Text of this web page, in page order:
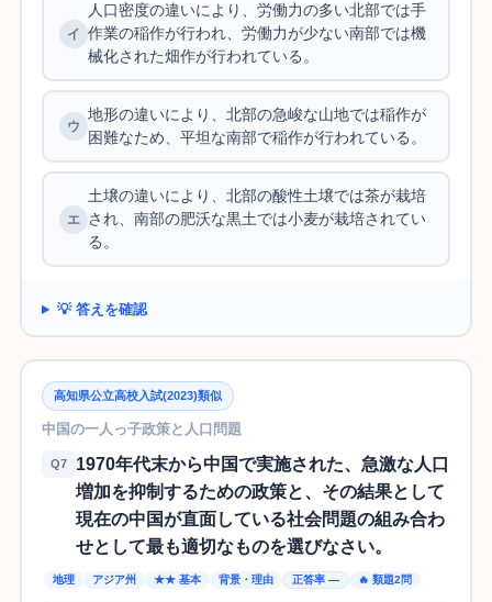
人口密度の違いにより、労働力の多い北部では手
作業の稲作が行われ、労働力が少ない南部では機
械化された畑作が行われている。
地形の違いにより、北部の急峻な山地では稲作が
困難なため、平坦な南部で稲作が行われている。
土壌の違いにより、北部の酸性土壌では茶が栽培
され、南部の肥沃な黒土では小麦が栽培されてい
る。
💡 答えを確認
高知県公立高校入試(2023)類似
中国の一人っ子政策と人口問題
Q7
1970年代末から中国で実施された、急激な人口
増加を抑制するための政策と、その結果として
現在の中国が直面している社会問題の組み合わ
せとして最も適切なものを選びなさい。
地理 アジア州 ★★ 基本 背景・理由 正答率 — 🔥 類題2問